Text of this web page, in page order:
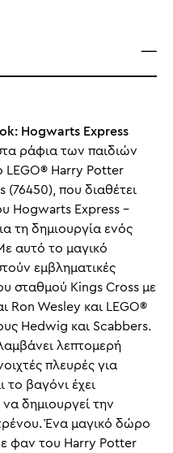
Hogwarts Express
ράφια των παιδιών
LEGO® Harry Potter
που διαθέτει
Hogwarts Express –
τη δημιουργία ενός
αυτό το μαγικό
εμβληματικές
σταθμού Kings Cross με
Ron Wesley και LEGO®
Hedwig και Scabbers.
λεπτομερή
πλευρές για
το βαγόνι έχει
δημιουργεί την
Ένα μαγικό δώρο
φαν του Harry Potter